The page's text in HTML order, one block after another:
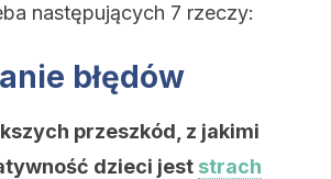
następujących 7 rzeczy:
błędów
przeszkód, z jakimi
dzieci jest strach